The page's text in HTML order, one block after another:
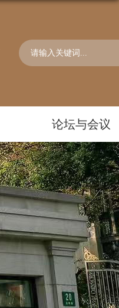
论坛与会议